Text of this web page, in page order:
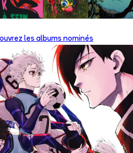
les albums nominés